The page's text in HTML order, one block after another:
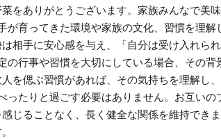
をありがとうございます。家族みんなで美
が育ってきた環境や家族の文化、習慣を理
相手に安心感を与え、「自分は受け入れら
の行事や習慣を大切にしている場合、その
を偲ぶ習慣があれば、その気持ちを理解し
ったりと過ごす必要はありません。お互い
じることなく、長く健全な関係を維持でき